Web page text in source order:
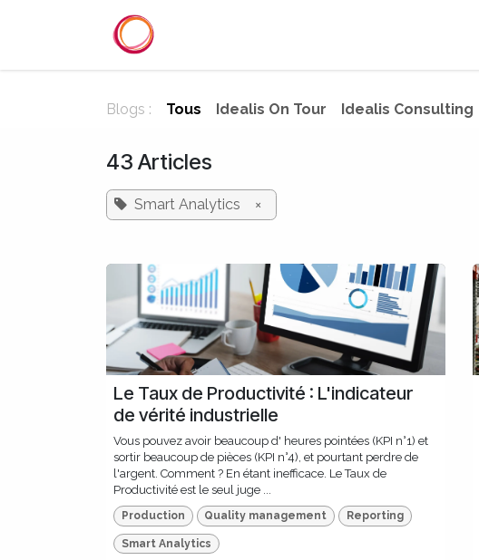
Blogs : Tous Idealis On Tour Idealis Consulting
43 Articles
Smart Analytics ×
Le Taux de Productivité : L'indicateur
de vérité industrielle
Vous pouvez avoir beaucoup d' heures pointées (KPI n°1) et
sortir beaucoup de pièces (KPI n°4), et pourtant perdre de
l'argent. Comment ? En étant inefficace. Le Taux de
Productivité est le seul juge ...
Production Quality management Reporting
Smart Analytics